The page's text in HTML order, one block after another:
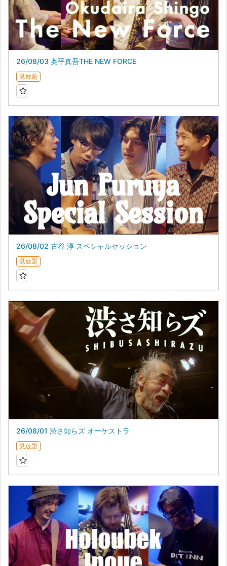
26/08/03 奥平真吾THE NEW FORCE
見放題
26/08/02 古谷 淳 スペシャルセッション
見放題
26/08/01 渋さ知らズ オーケストラ
見放題